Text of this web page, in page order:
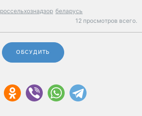
россельхознадзор беларусь
12 просмотров всего.
ОБСУДИТЬ